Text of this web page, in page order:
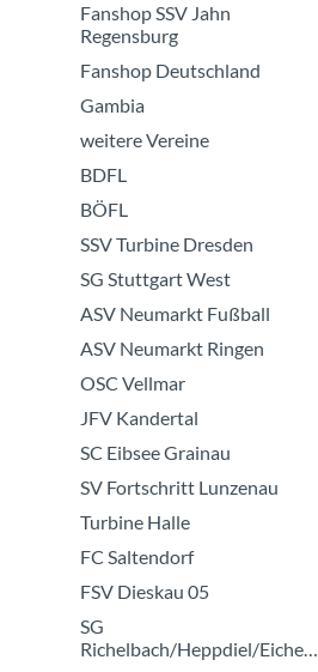
Fanshop SSV Jahn
Regensburg
Fanshop Deutschland
Gambia
weitere Vereine
BDFL
BÖFL
SSV Turbine Dresden
SG Stuttgart West
ASV Neumarkt Fußball
ASV Neumarkt Ringen
OSC Vellmar
JFV Kandertal
SC Eibsee Grainau
SV Fortschritt Lunzenau
Turbine Halle
FC Saltendorf
FSV Dieskau 05
SG
Richelbach/Heppdiel/Eichenbühl